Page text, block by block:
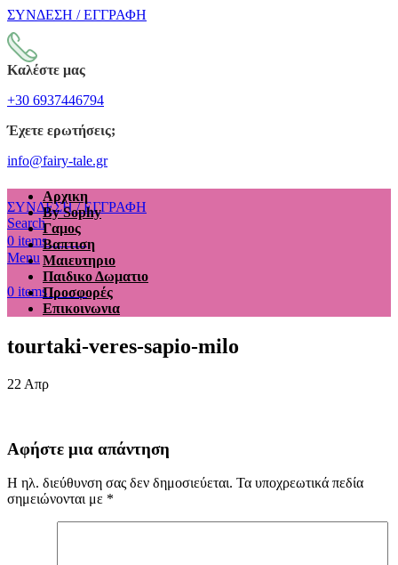
ΣΥΝΔΕΣΗ / ΕΓΓΡΑΦΗ
Καλέστε μας
+30 6937446794
Έχετε ερωτήσεις;
info@fairy-tale.gr
ΣΥΝΔΕΣΗ / ΕΓΓΡΑΦΗ
Search
0 items €0.00
Menu
0 items €0.00
Αρχικη
By Sophy
Γαμος
Βαπτιση
Μαιευτηριο
Παιδικο Δωματιο
Προσφορές
Επικοινωνια
tourtaki-veres-sapio-milo
22 Απρ
Αφήστε μια απάντηση
Η ηλ. διεύθυνση σας δεν δημοσιεύεται. Τα υποχρεωτικά πεδία
σημειώνονται με *